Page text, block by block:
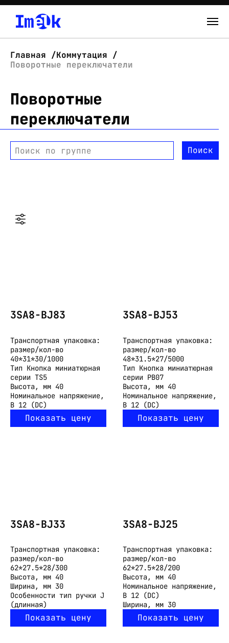
О нас
Новости
Склад
Главная
Коммутация
Поворотные переключатели
Поворотные
переключатели
Поиск по группе Поиск
3SA8-BJ83
Транспортная упаковка:
размер/кол-во
40*31*30/1000
Тип Кнопка миниатюрная
серии TS5
Высота, мм 40
Номинальное напряжение,
В 12 (DC)
Показать цену
3SA8-BJ53
Транспортная упаковка:
размер/кол-во
48*31.5*27/5000
Тип Кнопка миниатюрная
серии PB07
Высота, мм 40
Номинальное напряжение,
В 12 (DC)
Показать цену
3SA8-BJ33
Транспортная упаковка:
размер/кол-во
62*27.5*28/300
Высота, мм 40
Ширина, мм 30
Особенности тип ручки J
(длинная)
Показать цену
3SA8-BJ25
Транспортная упаковка:
размер/кол-во
62*27.5*28/200
Высота, мм 40
Номинальное напряжение,
В 12 (DC)
Ширина, мм 30
Показать цену